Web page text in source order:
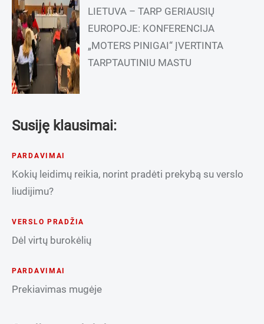
LIETUVA – TARP GERIAUSIŲ
EUROPOJE: KONFERENCIJA
„MOTERS PINIGAI“ ĮVERTINTA
TARPTAUTINIU MASTU
Susiję klausimai:
PARDAVIMAI
Kokių leidimų reikia, norint pradėti prekybą su verslo
liudijimu?
VERSLO PRADŽIA
Dėl virtų burokėlių
PARDAVIMAI
Prekiavimas mugėje